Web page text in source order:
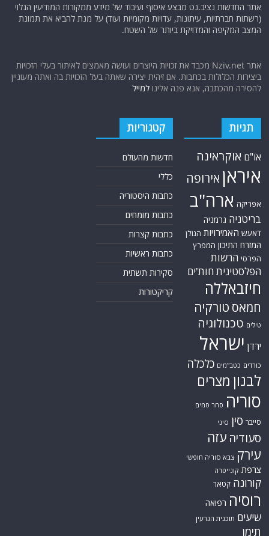
אתר החדשות נציב.נט מבצע איסוף ועיבוד של מידע ממקורות המודיעין הגלוי
(רשתות חברתיות, עיתונות, עדויות מקומיות ועוד) על מנת להביא את תמונת
המצב המקיפה והמדויקת ביותר של השטח.
אתר Nziv.net מכבד את זכויות היוצרים ועושה מאמצים לאיתור בעלי הזכויות
ביצירות הכלולות בכתבות. אם זיהית יצירה שאתה בעל הזכויות בה ואתה מעוניין
להסירה מהכתבה, אנא פנה אלינולמייל
תגיות
או"ם אוקראינה
איראן אירופה
אפריקה ארה"ב
בריטניה גרמניה
דאעש האמירויות הגולן
המזרח התיכון המפרץ
הפרסי הרשות
הפלסטיניתחות'ים
חיזבאללה
חמאס טורקיה
טילים טכנולוגיה
ירדן ישראל
כורדים כטב"מים כלכלה
לבנון מצרים
סוריה סחר סמים
סייבר סין סיני
סעודיה עזה
עירק צבא סוריה חופשי
צרפת קונייטרה
קורונה קטאר
רוסיה רפואה
שיעים תוכנית הגרעין
תימן
קטגוריות
חדשות מהעולם
כללי
כתבות היסטוריה
כתבות מומחים
כתבות קצרות
כתבות ראשיות
סקירות תשתית
קריקטורות